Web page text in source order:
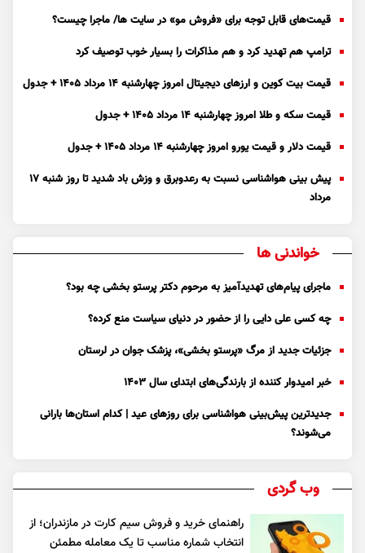
قیمت‌های قابل توجه برای «فروش مو» در سایت ها/ ماجرا چیست؟
ترامپ هم تهدید کرد و هم مذاکرات را بسیار خوب توصیف کرد
قیمت بیت کوین و ارز‌های دیجیتال امروز چهارشنبه ۱۴ مرداد ۱۴۰۵ + جدول
قیمت سکه و طلا امروز چهارشنبه ۱۴ مرداد ۱۴۰۵ + جدول
قیمت دلار و قیمت یورو امروز چهارشنبه ۱۴ مرداد ۱۴۰۵ + جدول
پیش بینی هواشناسی نسبت به رعدوبرق و وزش باد شدید تا روز شنبه ۱۷
مرداد
خواندنی ها
ماجرای پیام‌های تهدیدآمیز به مرحوم دکتر پرستو بخشی چه بود؟
چه کسی علی دایی را از حضور در دنیای سیاست منع کرده؟
جزئیات جدید از مرگ «پرستو بخشی»، پزشک جوان در لرستان
خبر امیدوار کننده از بارندگی‌های ابتدای سال ۱۴۰۳
جدیدترین پیش‌بینی هواشناسی برای روزهای عید | کدام استان‌ها بارانی
می‌شوند؟
وب گردی
راهنمای خرید و فروش سیم کارت در مازندران؛ از
انتخاب شماره مناسب تا یک معامله مطمئن